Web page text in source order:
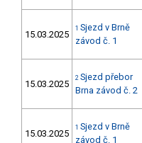
15.03.2025
1 Sjezd v Brně
závod č. 1
15.03.2025
2 Sjezd přebor
Brna závod č. 2
15.03.2025
1 Sjezd v Brně
závod č. 1